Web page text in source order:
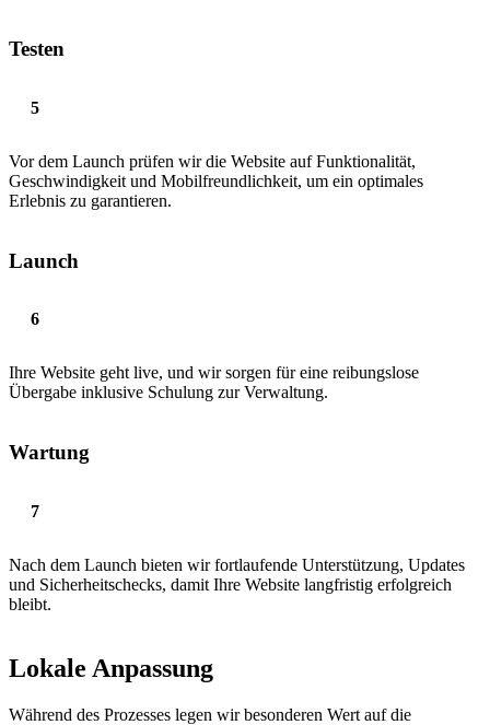
Testen
Vor dem Launch prüfen wir die Website auf Funktionalität,
Geschwindigkeit und Mobilfreundlichkeit, um ein optimales
Erlebnis zu garantieren.
Launch
Ihre Website geht live, und wir sorgen für eine reibungslose
Übergabe inklusive Schulung zur Verwaltung.
Wartung
Nach dem Launch bieten wir fortlaufende Unterstützung, Updates
und Sicherheitschecks, damit Ihre Website langfristig erfolgreich
bleibt.
Lokale Anpassung
Während des Prozesses legen wir besonderen Wert auf die